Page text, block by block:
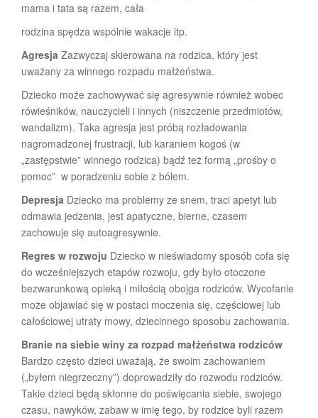
mama i tata są razem, cała
rodzina spędza wspólnie wakacje itp.
Agresja Zazwyczaj skierowana na rodzica, który jest
uważany za winnego rozpadu małżeństwa.
Dziecko może zachowywać się agresywnie również wobec
rówieśników, nauczycieli i innych (niszczenie przedmiotów,
wandalizm). Taka agresja jest próbą rozładowania
nagromadzonej frustracji, lub karaniem kogoś (w
„zastępstwie” winnego rodzica) bądź też formą „prośby o
pomoc” w poradzeniu sobie z bólem.
Depresja Dziecko ma problemy ze snem, traci apetyt lub
odmawia jedzenia, jest apatyczne, bierne, czasem
zachowuje się autoagresywnie.
Regres w rozwoju Dziecko w nieświadomy sposób cofa się
do wcześniejszych etapów rozwoju, gdy było otoczone
bezwarunkową opieką i miłością obojga rodziców. Wycofanie
może objawiać się w postaci moczenia się, częściowej lub
całościowej utraty mowy, dziecinnego sposobu zachowania.
Branie na siebie winy za rozpad małżeństwa rodziców
Bardzo często dzieci uważają, że swoim zachowaniem
(„byłem niegrzeczny”) doprowadziły do rozwodu rodziców.
Takie dzieci będą skłonne do poświęcania siebie, swojego
czasu, nawyków, zabaw w imię tego, by rodzice byli razem